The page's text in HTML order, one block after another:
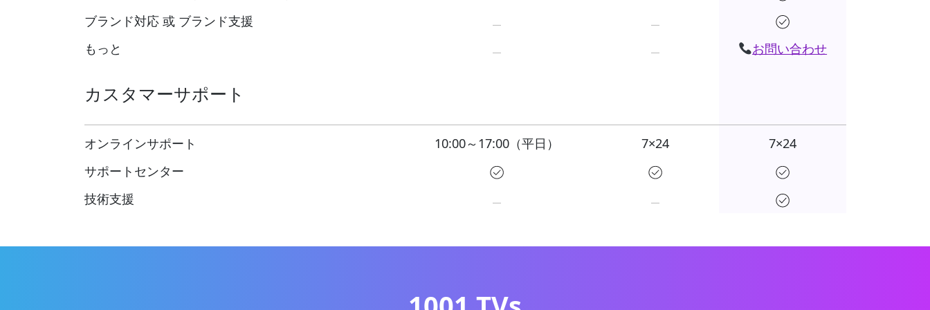
ブランド対応 或 ブランド支援
もっと
お問い合わせ
カスタマーサポート
オンラインサポート 10:00～17:00（平日） 7×24
7×24
サポートセンター
技術支援